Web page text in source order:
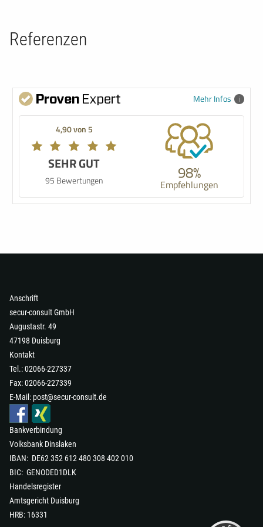
Referenzen
Mehr Infos
4,90 von 5
SEHR GUT
95 Bewertungen 98%
Empfehlungen
Anschrift
secur-consult GmbH
Augustastr. 49
47198 Duisburg
Kontakt
Tel.: 02066-227337
Fax: 02066-227339
E-Mail: post@secur-consult.de
Bankverbindung
Volksbank Dinslaken
IBAN: DE62 352 612 480 308 402 010
BIC: GENODED1DLK
Handelsregister
Amtsgericht Duisburg
HRB: 16331
Kundenbewertungen und Erfahrungen zu